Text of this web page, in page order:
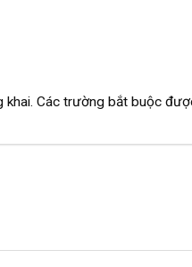
khai. Các trường bắt buộc